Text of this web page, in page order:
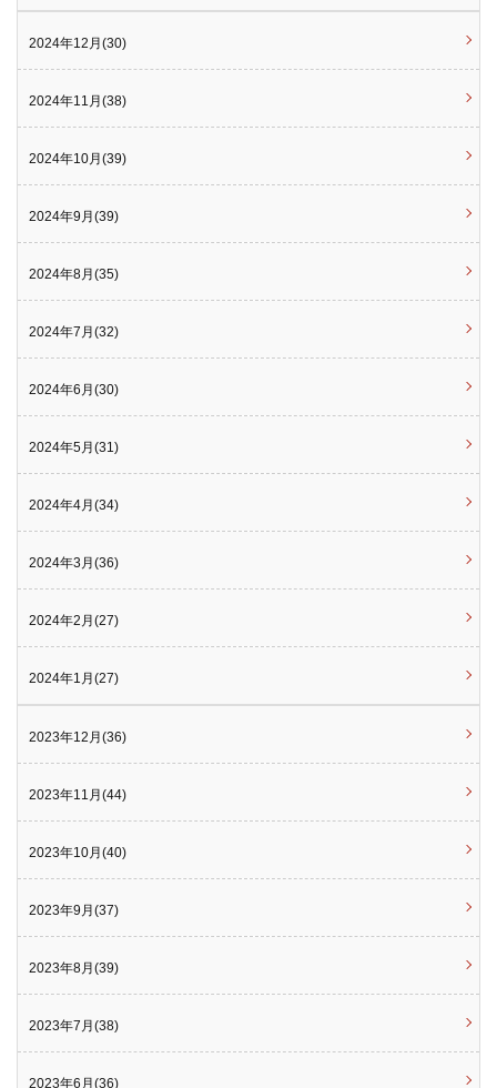
2024年12月(30)
2024年11月(38)
2024年10月(39)
2024年9月(39)
2024年8月(35)
2024年7月(32)
2024年6月(30)
2024年5月(31)
2024年4月(34)
2024年3月(36)
2024年2月(27)
2024年1月(27)
2023年12月(36)
2023年11月(44)
2023年10月(40)
2023年9月(37)
2023年8月(39)
2023年7月(38)
2023年6月(36)